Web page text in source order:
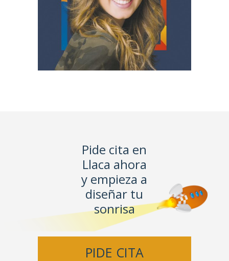
Pide cita en
Llaca ahora
y empieza a
diseñar tu
sonrisa
PIDE CITA